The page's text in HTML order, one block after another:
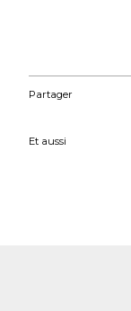
Partager
Et aussi